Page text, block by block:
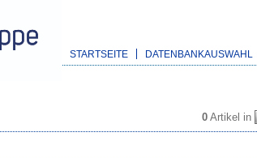
STARTSEITE DATENBANKAUSWAHL
0 Artikel in